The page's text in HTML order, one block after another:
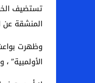
المنشقة عن
وظهرت
الأولمبية”